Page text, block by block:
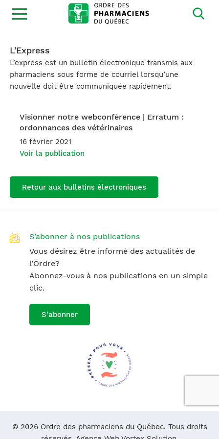
Ouvrir
la
L'Express
L’express est un bulletin électronique transmis aux
pharmaciens sous forme de courriel lorsqu’une
nouvelle doit être communiquée rapidement.
Visionner notre webconférence | Erratum :
ordonnances des vétérinaires
16 février 2021
Voir la publication
Retour aux bulletins électroniques
S’abonner à nos publications
Vous désirez être informé des actualités de
l’Ordre?
Abonnez-vous à nos publications en un simple
clic.
S'abonner
© 2026 Ordre des pharmaciens du Québec. Tous droits